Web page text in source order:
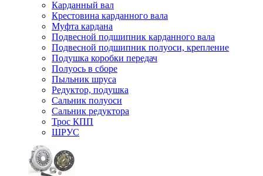
Карданный вал
Крестовина карданного вала
Муфта кардана
Подвесной подшипник карданного вала
Подвесной подшипник полуоси, крепление
Подушка коробки передач
Полуось в сборе
Пыльник шруса
Редуктор, подушка
Сальник полуоси
Сальник редуктора
Трос КПП
ШРУС